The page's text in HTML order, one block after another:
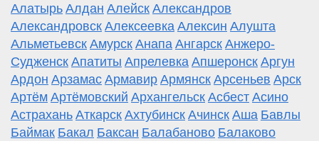
Алатырь Алдан Алейск Александров
Александровск Алексеевка Алексин Алушта
Альметьевск Амурск Анапа Ангарск Анжеро-
Судженск Апатиты Апрелевка Апшеронск Аргун
Ардон Арзамас Армавир Армянск Арсеньев Арск
Артём Артёмовский Архангельск Асбест Асино
Астрахань Аткарск Ахтубинск Ачинск Аша Бавлы
Баймак Бакал Баксан Балабаново Балаково